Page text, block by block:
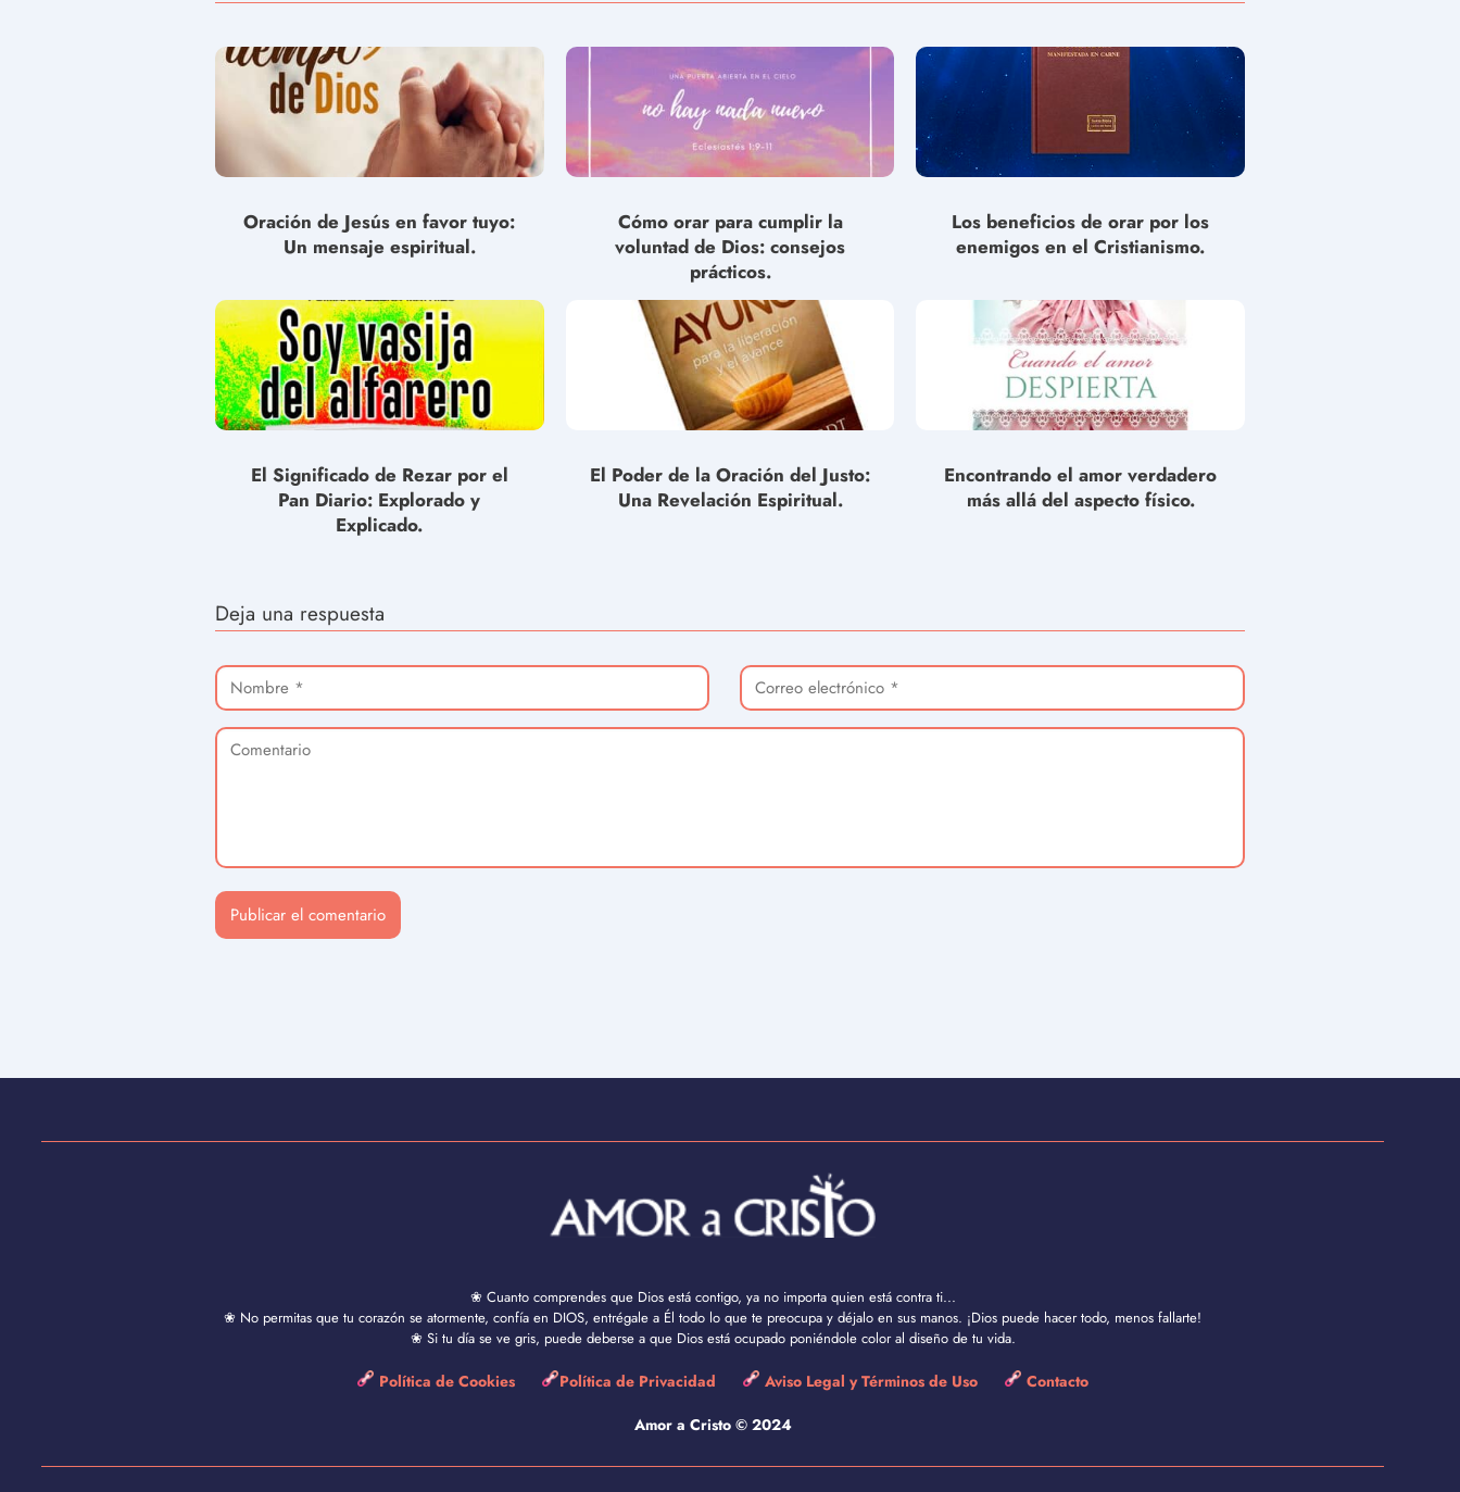
Oración de Jesús en favor tuyo:
Un mensaje espiritual.
Cómo orar para cumplir la
voluntad de Dios: consejos
prácticos.
Los beneficios de orar por los
enemigos en el Cristianismo.
El Significado de Rezar por el
Pan Diario: Explorado y
Explicado.
El Poder de la Oración del Justo:
Una Revelación Espiritual.
Encontrando el amor verdadero
más allá del aspecto físico.
Deja una respuesta
❀ Cuanto comprendes que Dios está contigo, ya no importa quien está contra ti...
❀ No permitas que tu corazón se atormente, confía en DIOS, entrégale a Él todo lo que te preocupa y déjalo en sus manos. ¡Dios puede hacer todo, menos fallarte!
❀ Si tu día se ve gris, puede deberse a que Dios está ocupado poniéndole color al diseño de tu vida.
Política de Cookies Política de Privacidad Aviso Legal y Términos de Uso
Contacto
Amor a Cristo © 2024